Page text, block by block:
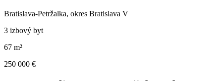
Bratislava-Petržalka, okres Bratislava V
3 izbový byt
67 m²
250 000 €